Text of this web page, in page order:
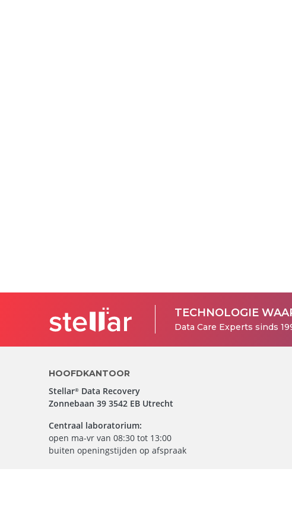
TECHNOLOGIE
Data Care Experts sinds
HOOFDKANTOOR
Stellar® Data Recovery
Zonnebaan 39 3542 EB Utrecht
Centraal laboratorium:
open ma-vr van 08:30 tot 13:00
buiten openingstijden op afspraak